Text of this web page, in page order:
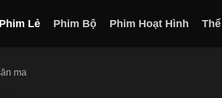
Phim Lẻ Phim Bộ Phim Hoạt Hình
ma